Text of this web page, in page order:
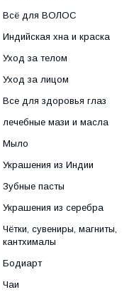
Всё для ВОЛОС
Индийская хна и краска
Уход за телом
Уход за лицом
Все для здоровья глаз
лечебные мази и масла
Мыло
Украшения из Индии
Зубные пасты
Украшения из серебра
Чётки, сувениры, магниты,
кантхималы
Бодиарт
Чаи